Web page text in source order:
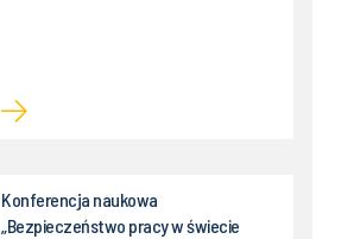
Konferencja naukowa
„Bezpieczeństwo pracy w świecie